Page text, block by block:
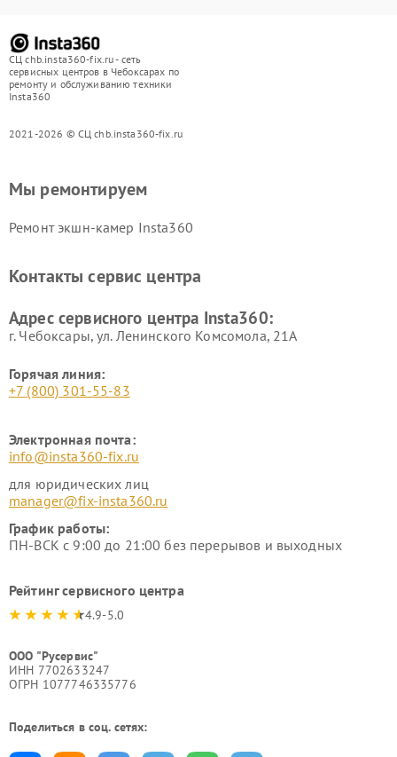
СЦ chb.insta360-fix.ru - сеть
сервисных центров в Чебоксарах по
ремонту и обслуживанию техники
Insta360
2021-2026 © СЦ chb.insta360-fix.ru
Мы ремонтируем
Ремонт экшн-камер Insta360
Контакты сервис центра
Адрес сервисного центра Insta360:
г. Чебоксары, ул. Ленинского Комсомола, 21А
Горячая линия:
+7 (800) 301-55-83
Электронная почта:
info@insta360-fix.ru
для юридических лиц
manager@fix-insta360.ru
График работы:
ПН-ВСК с 9:00 до 21:00 без перерывов и выходных
Рейтинг сервисного центра
4.9-5.0
ООО "Русервис"
ИНН 7702633247
ОГРН 1077746335776
Поделиться в соц. сетях: